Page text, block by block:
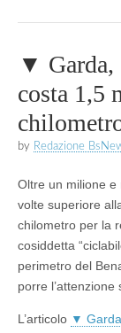
▼ Garda,
costa 1,5
by Redazione
Oltre un milione e
volte superiore
chilometro per la
cosiddetta
perimetro del
porre
L’articolo ▼